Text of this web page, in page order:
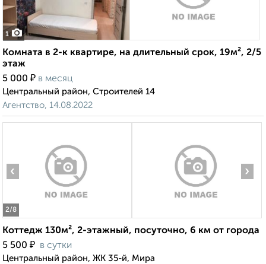
1
Комната в 2-к квартире, на длительный срок, 19м², 2/5
этаж
5 000 ₽ в месяц
Центральный район, Строителей 14
Агентство, 14.08.2022
2/8
‹ ›
Коттедж 130м², 2-этажный, посуточно, 6 км от города
5 500 ₽ в сутки
Центральный район, ЖК 35-й, Мира